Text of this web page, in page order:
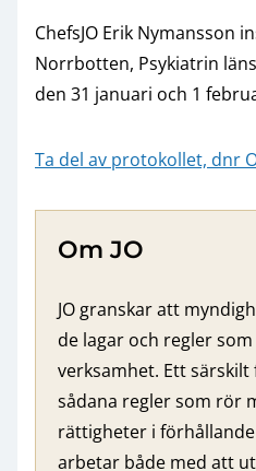
ChefsJO Erik Nymansson
Norrbotten, Psykiatrin
den 31 januari och 1
Ta del av protokollet, dnr
Om JO
JO granskar att
de lagar och regler
verksamhet. Ett särskilt
sådana regler som rör
rättigheter i
arbetar både med att